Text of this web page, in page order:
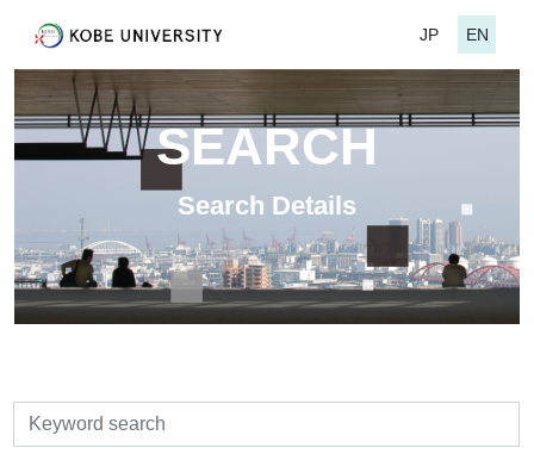
JP EN
SEARCH
Search Details
検索